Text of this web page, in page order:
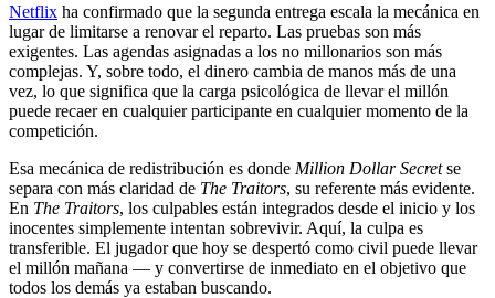
Netflix ha confirmado que la segunda entrega escala la mecánica en
lugar de limitarse a renovar el reparto. Las pruebas son más
exigentes. Las agendas asignadas a los no millonarios son más
complejas. Y, sobre todo, el dinero cambia de manos más de una
vez, lo que significa que la carga psicológica de llevar el millón
puede recaer en cualquier participante en cualquier momento de la
competición.
Esa mecánica de redistribución es donde Million Dollar Secretse
separa con más claridad de The Traitors, su referente más evidente.
En The Traitors, los culpables están integrados desde el inicio y los
inocentes simplemente intentan sobrevivir. Aquí, la culpa es
transferible. El jugador que hoy se despertó como civil puede llevar
el millón mañana — y convertirse de inmediato en el objetivo que
todos los demás ya estaban buscando.